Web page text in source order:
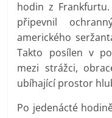
hodin z
připevnil
amerického
Takto posílen v
mezi strážci,
ubíhající prostor
Po jedenácté